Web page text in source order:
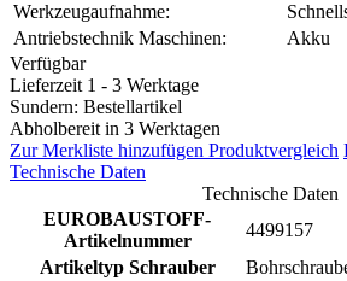
Werkzeugaufnahme:
Antriebstechnik Maschinen:
Akku
Verfügbar
Lieferzeit 1 - 3 Werktage
Sundern: Bestellartikel
Abholbereit in 3 Werktagen
Zur Merkliste hinzufügen Produktvergleich
Technische Daten
Technische Daten
EUROBAUSTOFF-
Artikelnummer
4499157
Artikeltyp Schrauber